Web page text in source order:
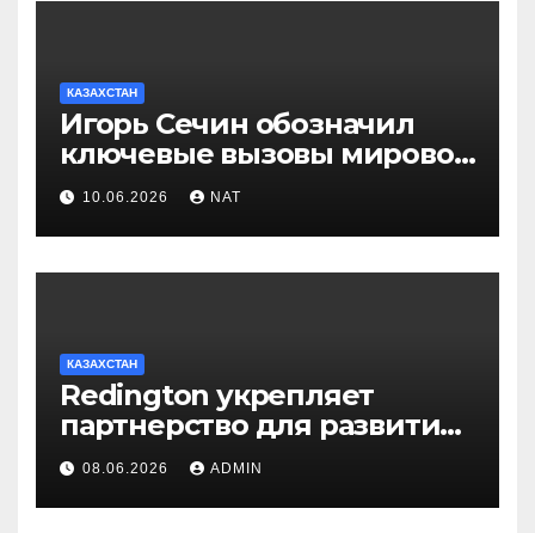
КАЗАХСТАН
Игорь Сечин обозначил
ключевые вызовы мировой
энергетики и экономики
10.06.2026 NAT
КАЗАХСТАН
Redington укрепляет
партнерство для развития
цифрового будущего
Центральной Азии на
GITEX Kazakhstan
08.06.2026 ADMIN